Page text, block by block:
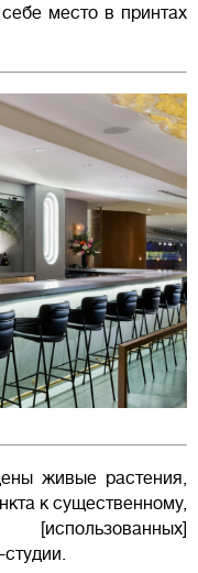
место в принтах
живые растения,
к существенному,